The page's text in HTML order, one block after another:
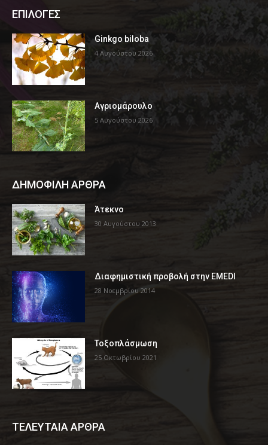
ΕΠΙΛΟΓΕΣ
Ginkgo biloba
4 Αυγούστου 2026
Αγριομάρουλο
5 Αυγούστου 2026
ΔΗΜΟΦΙΛΗ ΑΡΘΡΑ
Άτεκνο
30 Αυγούστου 2013
Διαφημιστική προβολή στην EMEDI
28 Νοεμβρίου 2014
Τοξοπλάσμωση
25 Οκτωβρίου 2021
ΤΕΛΕΥΤΑΙΑ ΑΡΘΡΑ